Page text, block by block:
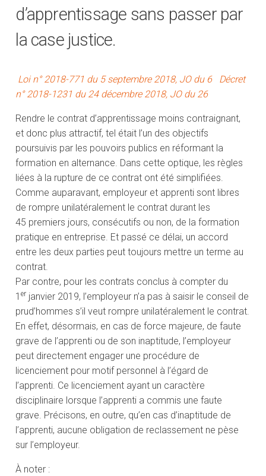
d’apprentissage sans passer par
la case justice.
Loi n° 2018-771 du 5 septembre 2018, JO du 6
Décret
n° 2018-1231 du 24 décembre 2018, JO du 26
Rendre le contrat d’apprentissage moins contraignant,
et donc plus attractif, tel était l’un des objectifs
poursuivis par les pouvoirs publics en réformant la
formation en alternance. Dans cette optique, les règles
liées à la rupture de ce contrat ont été simplifiées.
Comme auparavant, employeur et apprenti sont libres
de rompre unilatéralement le contrat durant les
45 premiers jours, consécutifs ou non, de la formation
pratique en entreprise. Et passé ce délai, un accord
entre les deux parties peut toujours mettre un terme au
contrat.
Par contre, pour les contrats conclus à compter du
1er janvier 2019, l’employeur n’a pas à saisir le conseil de
prud’hommes s’il veut rompre unilatéralement le contrat.
En effet, désormais, en cas de force majeure, de faute
grave de l’apprenti ou de son inaptitude, l’employeur
peut directement engager une procédure de
licenciement pour motif personnel à l’égard de
l’apprenti. Ce licenciement ayant un caractère
disciplinaire lorsque l’apprenti a commis une faute
grave. Précisons, en outre, qu’en cas d’inaptitude de
l’apprenti, aucune obligation de reclassement ne pèse
sur l’employeur.
À noter :